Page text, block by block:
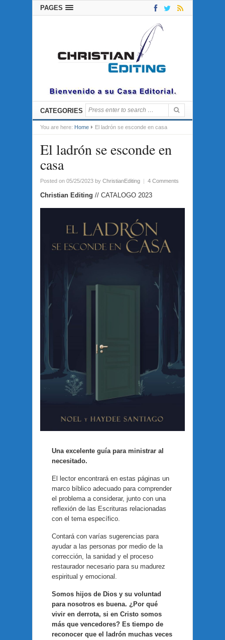
PAGES
CATEGORIES
You are here: Home El ladrón se esconde en casa
El ladrón se esconde en
casa
Posted on 05/25/2023 by ChristianEditing | 4 Comments
Christian Editing // CATALOGO 2023
Una excelente guía para ministrar al
necesitado.
El lector encontrará en estas páginas un
marco bíblico adecuado para comprender
el problema a considerar, junto con una
reflexión de las Escrituras relacionadas
con el tema específico.
Contará con varías sugerencias para
ayudar a las personas por medio de la
corrección, la sanidad y el proceso
restaurador necesario para su madurez
espiritual y emocional.
Somos hijos de Dios y su voluntad
para nosotros es buena. ¿Por qué
vivir en derrota, si en Cristo somos
más que vencedores? Es tiempo de
reconocer que el ladrón muchas veces